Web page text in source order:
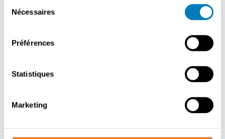
Nécessaires
Préférences
Statistiques
Marketing
poursuivre une activité bien établie. Plus d'informations
après nous avoir contactés.